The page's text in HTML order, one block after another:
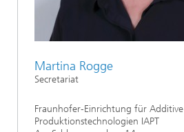
Martina Rogge
Secretariat
Fraunhofer-Einrichtung für Additive
Produktionstechnologien IAPT